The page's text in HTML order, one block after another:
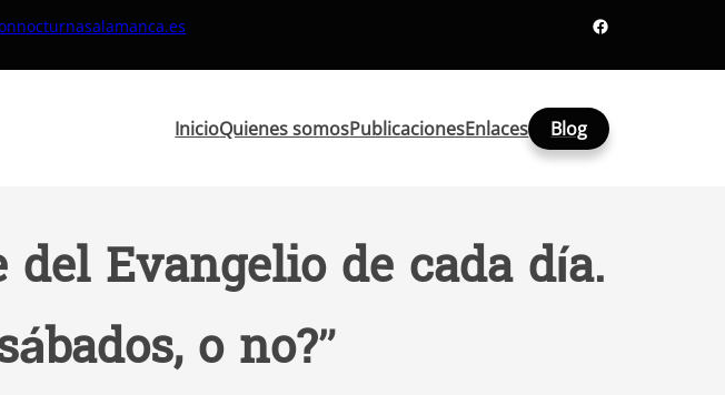
Facebook
InicioQuienes somosPublicacionesEnlaces Blog
del Evangelio de cada día.
o no?”